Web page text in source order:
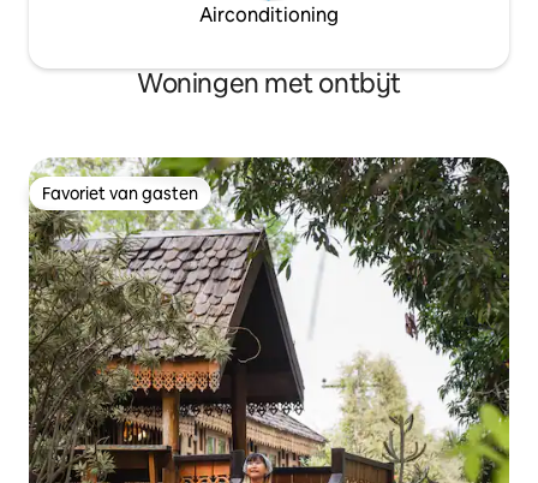
Airconditioning
Woningen met ontbijt
Favoriet van gasten
Favoriet van gasten